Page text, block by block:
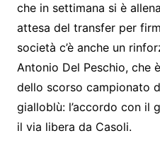
che in settimana si è
attesa del transfer per
società c’è anche un
Antonio Del Peschio, che
dello scorso campionato
gialloblù: l’accordo con il
il via libera da Casoli.